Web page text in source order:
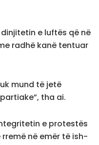
e luftës që në
radhë kanë tentuar
mund të jetë
tha ai.
e protestës
në emër të ish-